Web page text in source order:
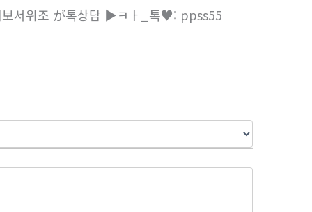
보서위조 が톡상담 ▶ㅋㅏ_톡♥: ppss55